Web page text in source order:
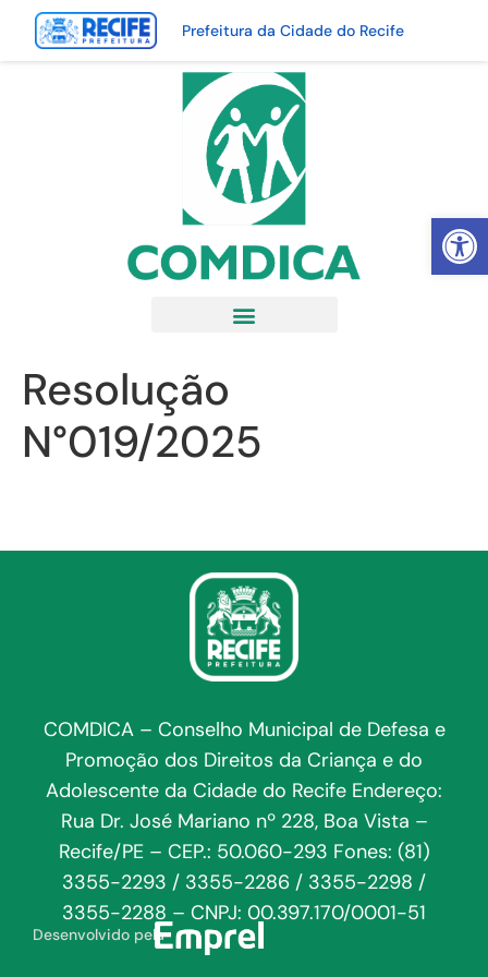
Abrir
Prefeitura da Cidade do Recife
Resolução
N°019/2025
COMDICA – Conselho Municipal de Defesa e
Promoção dos Direitos da Criança e do
Adolescente da Cidade do Recife Endereço:
Rua Dr. José Mariano nº 228, Boa Vista –
Recife/PE – CEP.: 50.060-293 Fones: (81)
3355-2293 / 3355-2286 / 3355-2298 /
3355-2288 – CNPJ: 00.397.170/0001-51
Desenvolvido pela